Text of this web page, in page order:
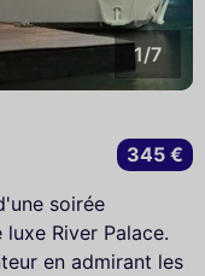
1/7
soirée
River Palace.
en admirant les
345 €